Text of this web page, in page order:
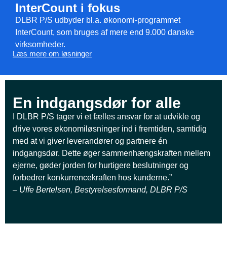
InterCount i fokus
DLBR P/S udbyder bl.a. økonomi-programmet
InterCount, som bruges af mere end 9.000 danske
virksomheder.
Læs mere om løsninger
En indgangsdør for alle
I DLBR P/S tager vi et fælles ansvar for at udvikle og
drive vores økonomiløsninger ind i fremtiden, samtidig
med at vi giver leverandører og partnere én
indgangsdør. Dette øger sammenhængskraften mellem
ejerne, gøder jorden for hurtigere beslutninger og
forbedrer konkurrencekraften hos kunderne.”
– Uffe Bertelsen, Bestyrelsesformand, DLBR P/S